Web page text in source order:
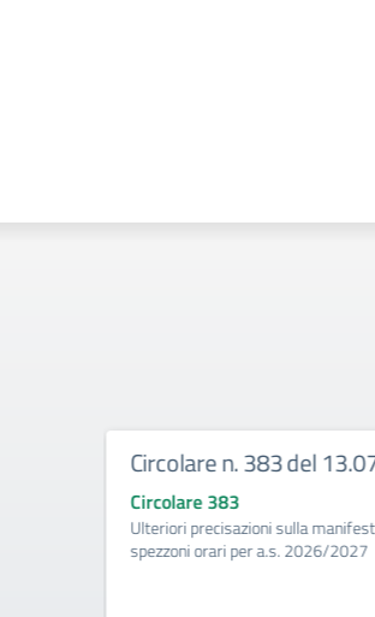
Circolare n. 383 del
Circolare 383
Ulteriori precisazioni sulla
spezzoni orari per a.s. 2026/2027